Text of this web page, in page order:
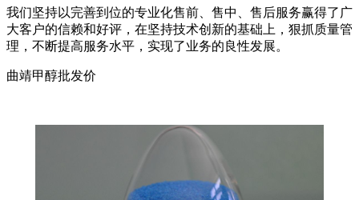
我们坚持以完善到位的专业化售前、售中、售后服务赢得了广
大客户的信赖和好评，在坚持技术创新的基础上，狠抓质量管
理，不断提高服务水平，实现了业务的良性发展。
曲靖甲醇批发价